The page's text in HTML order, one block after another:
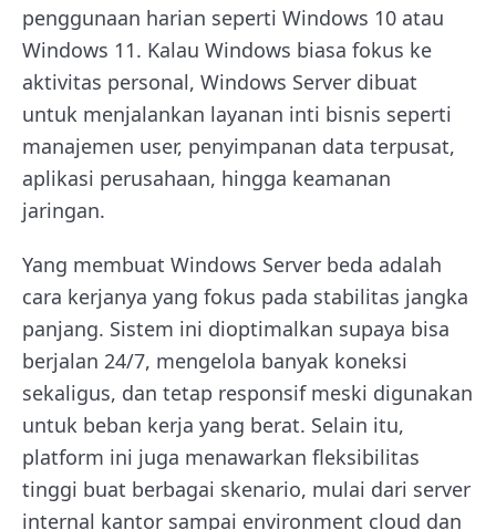
penggunaan harian seperti Windows 10 atau
Windows 11. Kalau Windows biasa fokus ke
aktivitas personal, Windows Server dibuat
untuk menjalankan layanan inti bisnis seperti
manajemen user, penyimpanan data terpusat,
aplikasi perusahaan, hingga keamanan
jaringan.
Yang membuat Windows Server beda adalah
cara kerjanya yang fokus pada stabilitas jangka
panjang. Sistem ini dioptimalkan supaya bisa
berjalan 24/7, mengelola banyak koneksi
sekaligus, dan tetap responsif meski digunakan
untuk beban kerja yang berat. Selain itu,
platform ini juga menawarkan fleksibilitas
tinggi buat berbagai skenario, mulai dari server
internal kantor sampai environment cloud dan